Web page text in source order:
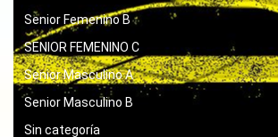
Senior Femenino B
SENIOR FEMENINO C
Senior Masculino A
Senior Masculino B
Sin categoría